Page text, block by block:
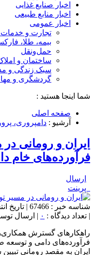
اخبار صنایع غذایی
اخبار منابع طبیعی
اخبار عمومی
تجارت و خدمات
بیمه، طلا،
حمل‌و‌نقل
ساختمان و
سبک زندگی و
گردشگری و
شما اینجا هستید :
صفحه اصلی
آرشیو : دامپروری،
ایران و رومانی
فرآورده‌های خام
ارسال
پرینت
| تعداد دیدگاه : ۰ | ارسال
راهکارهای گسترش
فرآورده‌های دامی و توسعه
ایران به مقصد رومانی